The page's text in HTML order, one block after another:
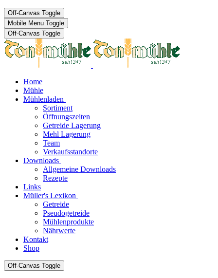
Off-Canvas Toggle
Mobile Menu Toggle
Off-Canvas Toggle
Home
Mühle
Mühlenladen
Sortiment
Öffnungszeiten
Getreide Lagerung
Mehl Lagerung
Team
Verkaufsstandorte
Downloads
Allgemeine Downloads
Rezepte
Links
Müller's Lexikon
Getreide
Pseudogetreide
Mühlenprodukte
Nährwerte
Kontakt
Shop
Off-Canvas Toggle